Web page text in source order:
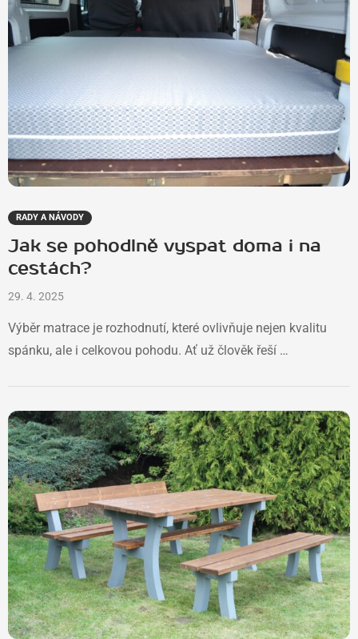
RADY A NÁVODY
Jak se pohodlně vyspat doma i na
cestách?
29. 4. 2025
Výběr matrace je rozhodnutí, které ovlivňuje nejen kvalitu
spánku, ale i celkovou pohodu. Ať už člověk řeší …